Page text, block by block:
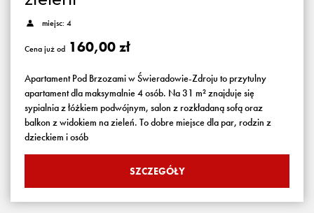
miejsc: 4
Cena już od 160,00 zł
Apartament Pod Brzozami w Świeradowie-Zdroju to przytulny
apartament dla maksymalnie 4 osób. Na 31 m² znajduje się
sypialnia z łóżkiem podwójnym, salon z rozkładaną sofą oraz
balkon z widokiem na zieleń. To dobre miejsce dla par, rodzin z
dzieckiem i osób
SZCZEGÓŁY